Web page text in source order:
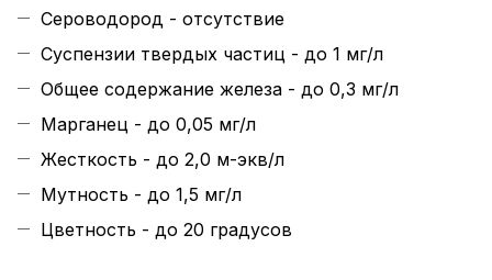
Сероводород - отсутствие
Суспензии твердых частиц - до 1 мг/л
Общее содержание железа - до 0,3 мг/л
Марганец - до 0,05 мг/л
Жесткость - до 2,0 м-экв/л
Мутность - до 1,5 мг/л
Цветность - до 20 градусов